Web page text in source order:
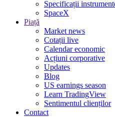
Specificații
SpaceX
Piață
Market news
Cotații live
Calendar economic
Acțiuni corporative
Updates
Blog
US earnings season
Learn TradingView
Sentimentul clienților
Contact